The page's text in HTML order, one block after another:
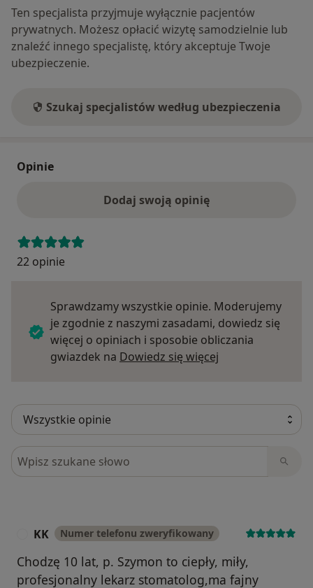
Ten specjalista przyjmuje wyłącznie pacjentów
prywatnych. Możesz opłacić wizytę samodzielnie lub
znaleźć innego specjalistę, który akceptuje Twoje
ubezpieczenie.
Szukaj specjalistów według ubezpieczenia
Opinie
Dodaj swoją opinię
22 opinie
Sprawdzamy wszystkie opinie. Moderujemy
je zgodnie z naszymi zasadami, dowiedz się
więcej o opiniach i sposobie obliczania
gwiazdek na Dowiedz się więcej
Szukaj w opiniach
KK Numer telefonu zweryfikowany
Chodzę 10 lat, p. Szymon to ciepły, miły,
profesjonalny lekarz stomatolog,ma fajny